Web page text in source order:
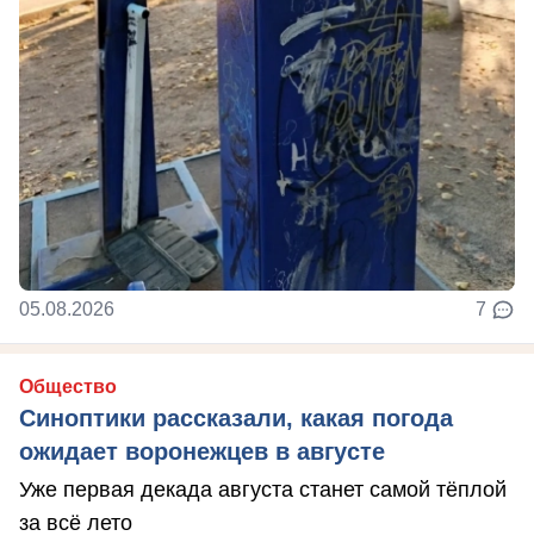
05.08.2026 7
Общество
Синоптики рассказали, какая погода
ожидает воронежцев в августе
Уже первая декада августа станет самой тёплой
за всё лето